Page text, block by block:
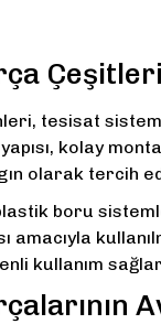
Çeşitleri
tesisat
yapısı, kolay
olarak tercih
boru
amacıyla
kullanım